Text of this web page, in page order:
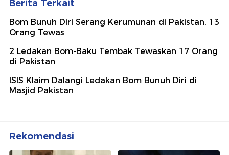
Berita Terkait
Bom Bunuh Diri Serang Kerumunan di Pakistan, 13
Orang Tewas
2 Ledakan Bom-Baku Tembak Tewaskan 17 Orang
di Pakistan
ISIS Klaim Dalangi Ledakan Bom Bunuh Diri di
Masjid Pakistan
Rekomendasi